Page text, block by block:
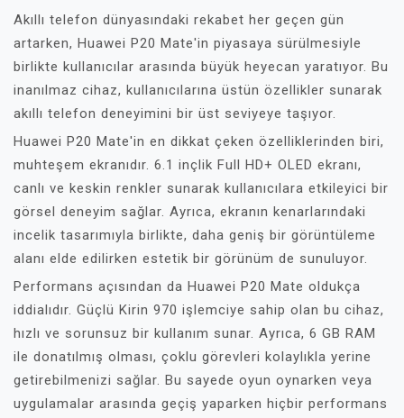
Akıllı telefon dünyasındaki rekabet her geçen gün
artarken, Huawei P20 Mate'in piyasaya sürülmesiyle
birlikte kullanıcılar arasında büyük heyecan yaratıyor. Bu
inanılmaz cihaz, kullanıcılarına üstün özellikler sunarak
akıllı telefon deneyimini bir üst seviyeye taşıyor.
Huawei P20 Mate'in en dikkat çeken özelliklerinden biri,
muhteşem ekranıdır. 6.1 inçlik Full HD+ OLED ekranı,
canlı ve keskin renkler sunarak kullanıcılara etkileyici bir
görsel deneyim sağlar. Ayrıca, ekranın kenarlarındaki
incelik tasarımıyla birlikte, daha geniş bir görüntüleme
alanı elde edilirken estetik bir görünüm de sunuluyor.
Performans açısından da Huawei P20 Mate oldukça
iddialıdır. Güçlü Kirin 970 işlemciye sahip olan bu cihaz,
hızlı ve sorunsuz bir kullanım sunar. Ayrıca, 6 GB RAM
ile donatılmış olması, çoklu görevleri kolaylıkla yerine
getirebilmenizi sağlar. Bu sayede oyun oynarken veya
uygulamalar arasında geçiş yaparken hiçbir performans